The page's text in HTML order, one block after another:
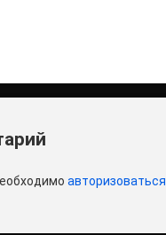
авторизоваться